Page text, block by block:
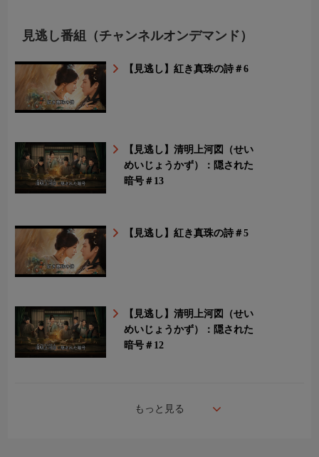
見逃し番組（チャンネルオンデマンド）
【見逃し】紅き真珠の詩＃6
【見逃し】清明上河図（せい
めいじょうかず）：隠された
暗号＃13
【見逃し】紅き真珠の詩＃5
【見逃し】清明上河図（せい
めいじょうかず）：隠された
暗号＃12
もっと見る